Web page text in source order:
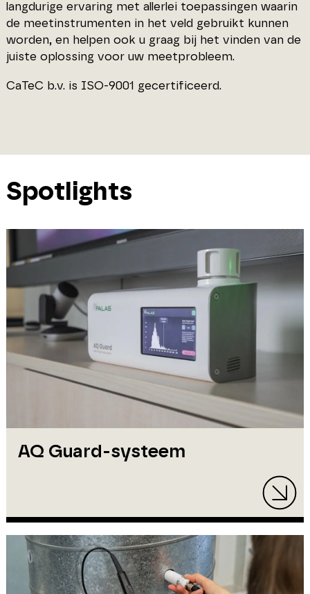
langdurige ervaring met allerlei toepassingen waarin
de meetinstrumenten in het veld gebruikt kunnen
worden, en helpen ook u graag bij het vinden van de
juiste oplossing voor uw meetprobleem.
CaTeC b.v. is ISO-9001 gecertificeerd.
Spotlights
AQ Guard-systeem